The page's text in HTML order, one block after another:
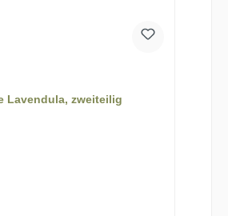
Lavendula, zweiteilig